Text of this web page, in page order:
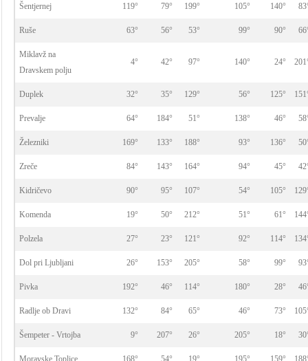
Šentjernej 119° 79° 199° 105° 140°
Ruše 63° 56° 53° 99° 90°
Miklavž na
Dravskem polju
4° 42° 97° 140° 24°
Duplek 32° 35° 129° 56° 125°
Prevalje 64° 184° 51° 138° 46°
Železniki 169° 133° 188° 93° 136°
Zreče 84° 143° 164° 94° 45°
Kidričevo 90° 95° 107° 54° 105°
Komenda 19° 50° 212° 51° 61°
Polzela 27° 23° 121° 92° 114°
Dol pri Ljubljani 26° 153° 205° 58° 99°
Pivka 192° 46° 114° 180° 28°
Radlje ob Dravi 132° 84° 65° 46° 73°
Šempeter - Vrtojba 9° 207° 26° 205° 18°
Moravske Toplice 168° 54° 19° 195° 159°